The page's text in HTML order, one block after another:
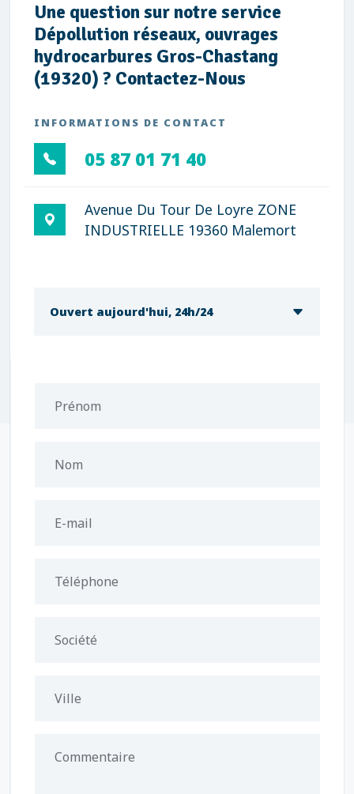
Une question sur notre service
Dépollution réseaux, ouvrages
hydrocarbures Gros-Chastang
(19320) ? Contactez-Nous
INFORMATIONS DE CONTACT
05 87 01 71 40
Avenue Du Tour De Loyre ZONE
INDUSTRIELLE 19360 Malemort
Ouvert aujourd'hui, 24h/24
Prénom
Nom
E-mail
Téléphone
Société
Ville
Commentaire